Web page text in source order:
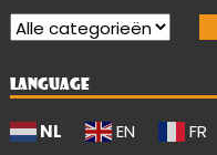
LANGUAGE
NL EN FR